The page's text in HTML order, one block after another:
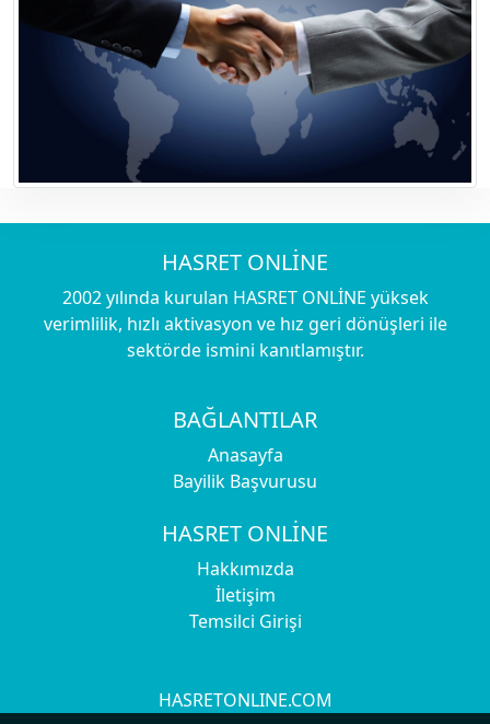
HASRET ONLİNE
2002 yılında kurulan HASRET ONLİNE yüksek
verimlilik, hızlı aktivasyon ve hız geri dönüşleri ile
sektörde ismini kanıtlamıştır.
BAĞLANTILAR
Anasayfa
Bayilik Başvurusu
HASRET ONLİNE
Hakkımızda
İletişim
Temsilci Girişi
HASRETONLINE.COM